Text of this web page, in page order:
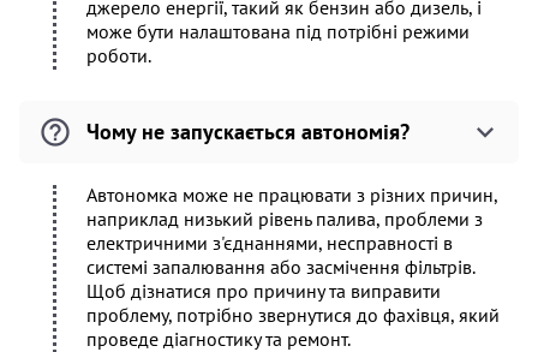
джерело енергії, такий як бензин або дизель, і
може бути налаштована під потрібні режими
роботи.
Чому не запускається автономія?
Автономка може не працювати з різних причин,
наприклад низький рівень палива, проблеми з
електричними з'єднаннями, несправності в
системі запалювання або засмічення фільтрів.
Щоб дізнатися про причину та виправити
проблему, потрібно звернутися до фахівця, який
проведе діагностику та ремонт.